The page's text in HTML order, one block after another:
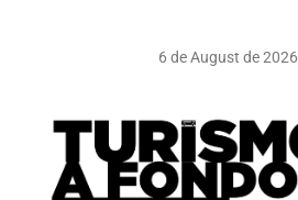
6 de August de 2026